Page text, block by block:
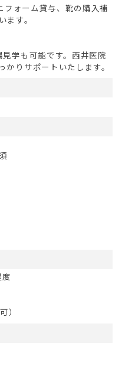
ォーム貸与、靴の購入補
す。
学も可能です。西井医院
りサポートいたします。
）